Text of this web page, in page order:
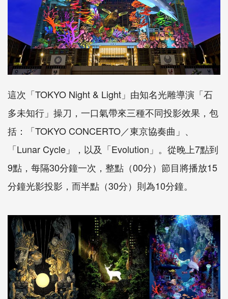
這次「TOKYO Night & Light」由知名光雕導演「石
多未知行」操刀，一口氣帶來三種不同投影效果，包
括：「TOKYO CONCERTO／東京協奏曲」、
「Lunar Cycle」，以及「Evolution」。從晚上7點到
9點，每隔30分鐘一次，整點（00分）節目將播放15
分鐘光影投影，而半點（30分）則為10分鐘。